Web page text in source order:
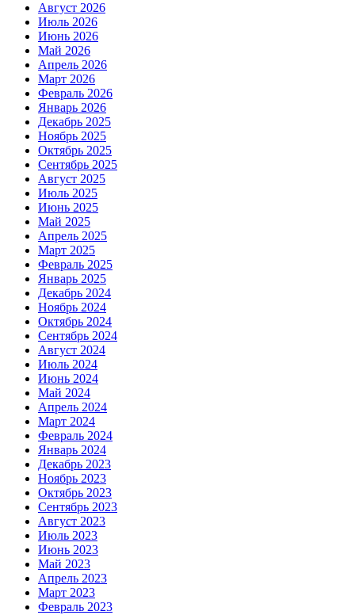
Август 2026
Июль 2026
Июнь 2026
Май 2026
Апрель 2026
Март 2026
Февраль 2026
Январь 2026
Декабрь 2025
Ноябрь 2025
Октябрь 2025
Сентябрь 2025
Август 2025
Июль 2025
Июнь 2025
Май 2025
Апрель 2025
Март 2025
Февраль 2025
Январь 2025
Декабрь 2024
Ноябрь 2024
Октябрь 2024
Сентябрь 2024
Август 2024
Июль 2024
Июнь 2024
Май 2024
Апрель 2024
Март 2024
Февраль 2024
Январь 2024
Декабрь 2023
Ноябрь 2023
Октябрь 2023
Сентябрь 2023
Август 2023
Июль 2023
Июнь 2023
Май 2023
Апрель 2023
Март 2023
Февраль 2023